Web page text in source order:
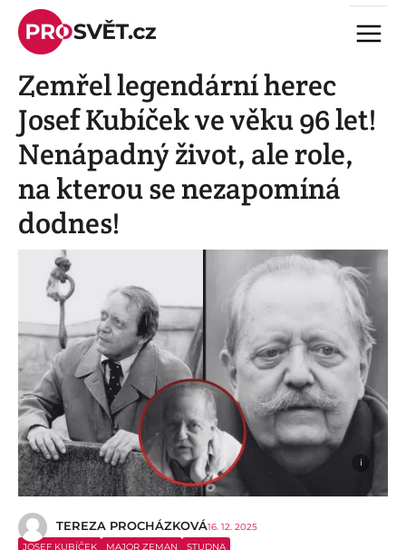
Skip
content
Menu
Zemřel legendární herec
Josef Kubíček ve věku 96 let!
Nenápadný život, ale role,
na kterou se nezapomíná
dodnes!
i
TEREZA PROCHÁZKOVÁ16. 12. 2025
JOSEF KUBÍČEK
MAJOR ZEMAN STUDNA